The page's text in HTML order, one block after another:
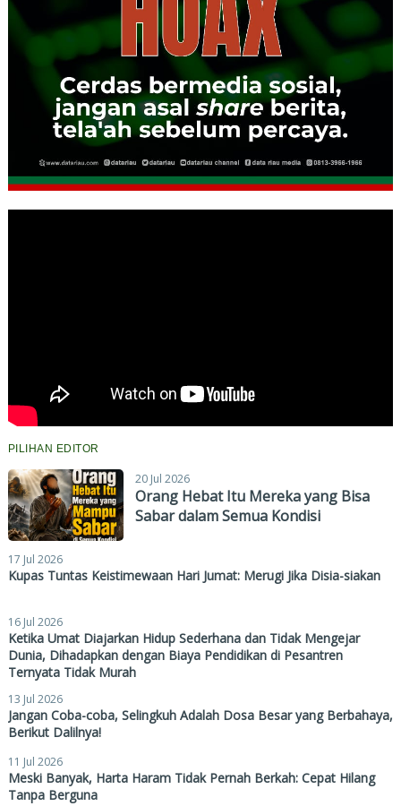
PILIHAN EDITOR
20 Jul 2026
Orang Hebat Itu Mereka yang Bisa
Sabar dalam Semua Kondisi
17 Jul 2026
Kupas Tuntas Keistimewaan Hari Jumat: Merugi Jika Disia-siakan
16 Jul 2026
Ketika Umat Diajarkan Hidup Sederhana dan Tidak Mengejar
Dunia, Dihadapkan dengan Biaya Pendidikan di Pesantren
Ternyata Tidak Murah
13 Jul 2026
Jangan Coba-coba, Selingkuh Adalah Dosa Besar yang Berbahaya,
Berikut Dalilnya!
11 Jul 2026
Meski Banyak, Harta Haram Tidak Pernah Berkah: Cepat Hilang
Tanpa Berguna